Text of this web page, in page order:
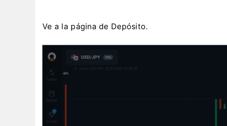
Ve a la página de Depósito.